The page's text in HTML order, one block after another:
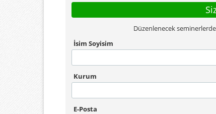
Düzenlenecek
İsim Soyisim
Kurum
E-Posta